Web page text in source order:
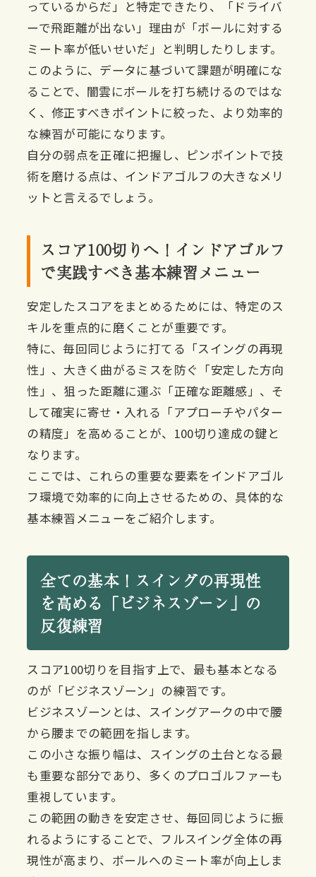
っているからだ」と特定できたり、「ドライバ
ーで飛距離が出ない」理由が「ボールに対する
ミート率が低いせいだ」と判明したりします。
このように、データに基づいて課題が明確にな
ることで、闇雲にボールを打ち続けるのではな
く、修正すべきポイントに絞った、より効率的
な練習が可能になります。
自分の弱点を正確に把握し、ピンポイントで技
術を磨ける点は、インドアゴルフの大きなメリ
ットと言えるでしょう。
スコア100切りへ！インドアゴルフ
で実践すべき基本練習メニュー
安定したスコアをまとめるためには、特定のス
キルを重点的に磨くことが重要です。
特に、毎回同じように打てる「スイングの再現
性」、大きく曲がるミスを防ぐ「安定した方向
性」、狙った距離に運ぶ「正確な距離感」、そ
して確実に寄せ・入れる「アプローチやパター
の精度」を高めることが、100切り達成の鍵と
なります。
ここでは、これらの重要な要素をインドアゴル
フ環境で効率的に向上させるための、具体的な
基本練習メニューをご紹介します。
全ての基本！スイングの再現性
を高める「ビジネスゾーン」の
反復練習
スコア100切りを目指す上で、最も基本となる
のが「ビジネスゾーン」の練習です。
ビジネスゾーンとは、スイングアークの中で腰
から腰までの範囲を指します。
この小さな振り幅は、スイングの土台となる最
も重要な部分であり、多くのプロゴルファーも
重視しています。
この範囲の動きを安定させ、毎回同じように振
れるようにすることで、フルスイング全体の再
現性が高まり、ボールへのミート率が向上しま